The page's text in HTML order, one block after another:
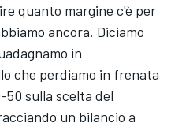
quanto margine c'è per
ancora. Diciamo
in
che perdiamo in frenata
50 sulla scelta del
un bilancio a